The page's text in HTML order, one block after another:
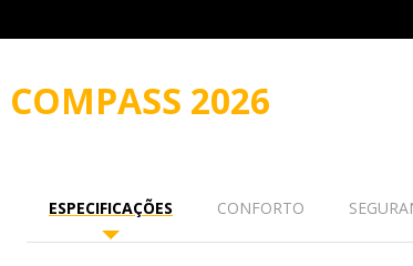
COMPASS 2026
ESPECIFICAÇÕES CONFORTO